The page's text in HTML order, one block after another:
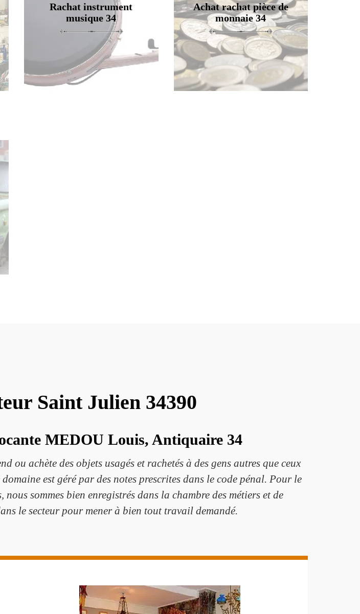
Rachat instrument
musique 34
Achat rachat pièce de
monnaie 34
Saint Julien 34390
MEDOU Louis, Antiquaire 34
ou achète des objets usagés et rachetés à des gens autres que ceux
est géré par des notes prescrites dans le code pénal. Pour le
sommes bien enregistrés dans la chambre des métiers et de
le secteur pour mener à bien tout travail demandé.